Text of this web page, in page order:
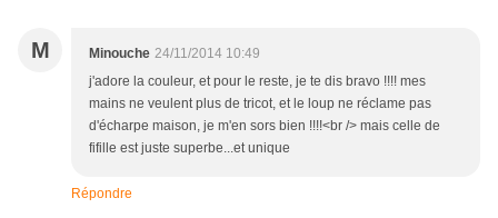
M Minouche 24/11/2014 10:49
j'adore la couleur, et pour le reste, je te dis bravo !!!! mes
mains ne veulent plus de tricot, et le loup ne réclame pas
d'écharpe maison, je m'en sors bien !!!!<br /> mais celle de
fifille est juste superbe...et unique
Répondre